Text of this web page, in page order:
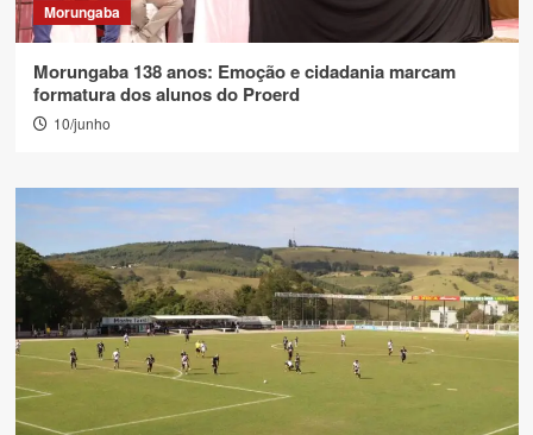
Morungaba
Morungaba 138 anos: Emoção e cidadania marcam
formatura dos alunos do Proerd
10/junho